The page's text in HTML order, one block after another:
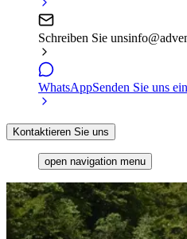
Schreiben Sie uns
WhatsAppSenden Sie uns
Kontaktieren Sie uns
open navigation menu